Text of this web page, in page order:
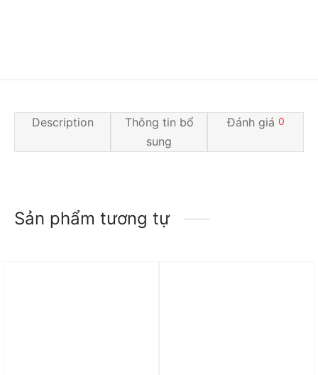
Description
Thông tin bổ
sung
Đánh giá 0
Sản phẩm tương tự